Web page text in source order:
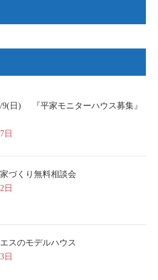
9(日) 『平家モニターハウス募集』
日
づくり無料相談会
日
スのモデルハウス
日